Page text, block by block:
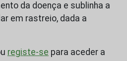
da doença e sublinha a
em rastreio, dada a
registe-se para aceder a